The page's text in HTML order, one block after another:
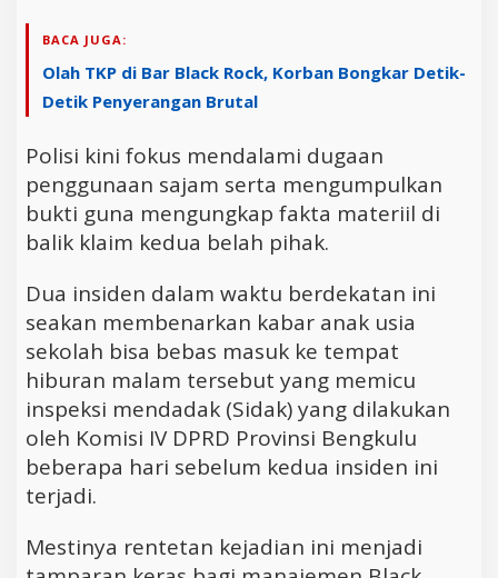
BACA JUGA:
Olah TKP di Bar Black Rock, Korban Bongkar Detik-
Detik Penyerangan Brutal
Polisi kini fokus mendalami dugaan
penggunaan sajam serta mengumpulkan
bukti guna mengungkap fakta materiil di
balik klaim kedua belah pihak.
Dua insiden dalam waktu berdekatan ini
seakan membenarkan kabar anak usia
sekolah bisa bebas masuk ke tempat
hiburan malam tersebut yang memicu
inspeksi mendadak (Sidak) yang dilakukan
oleh Komisi IV DPRD Provinsi Bengkulu
beberapa hari sebelum kedua insiden ini
terjadi.
Mestinya rentetan kejadian ini menjadi